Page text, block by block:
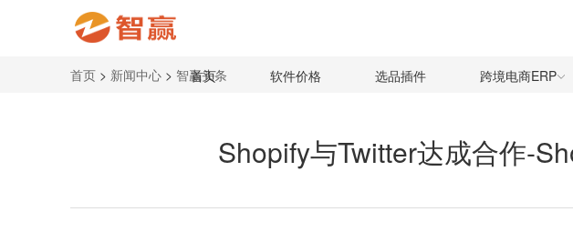
首页 软件价格 选品插件 跨境电商ERP
首页 > 新闻中心 > 智赢头条
Shopify与Twitter达成合作-